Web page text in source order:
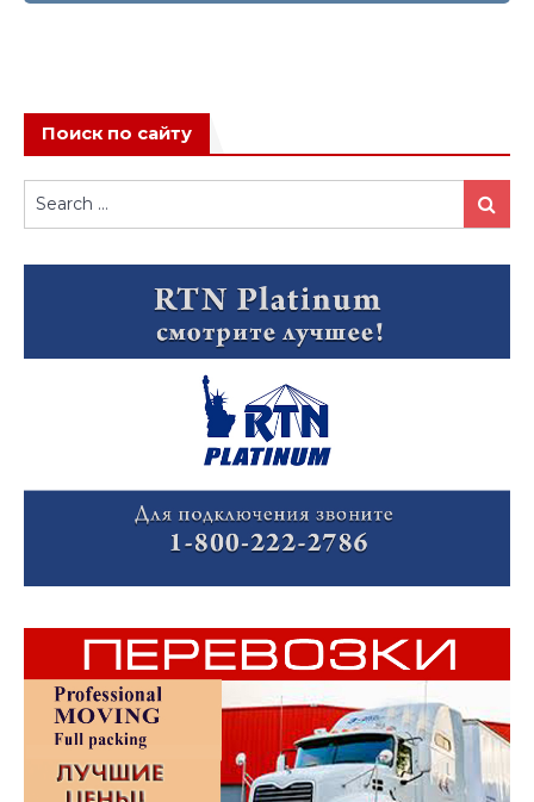
Поиск по сайту
Search
for:
Search